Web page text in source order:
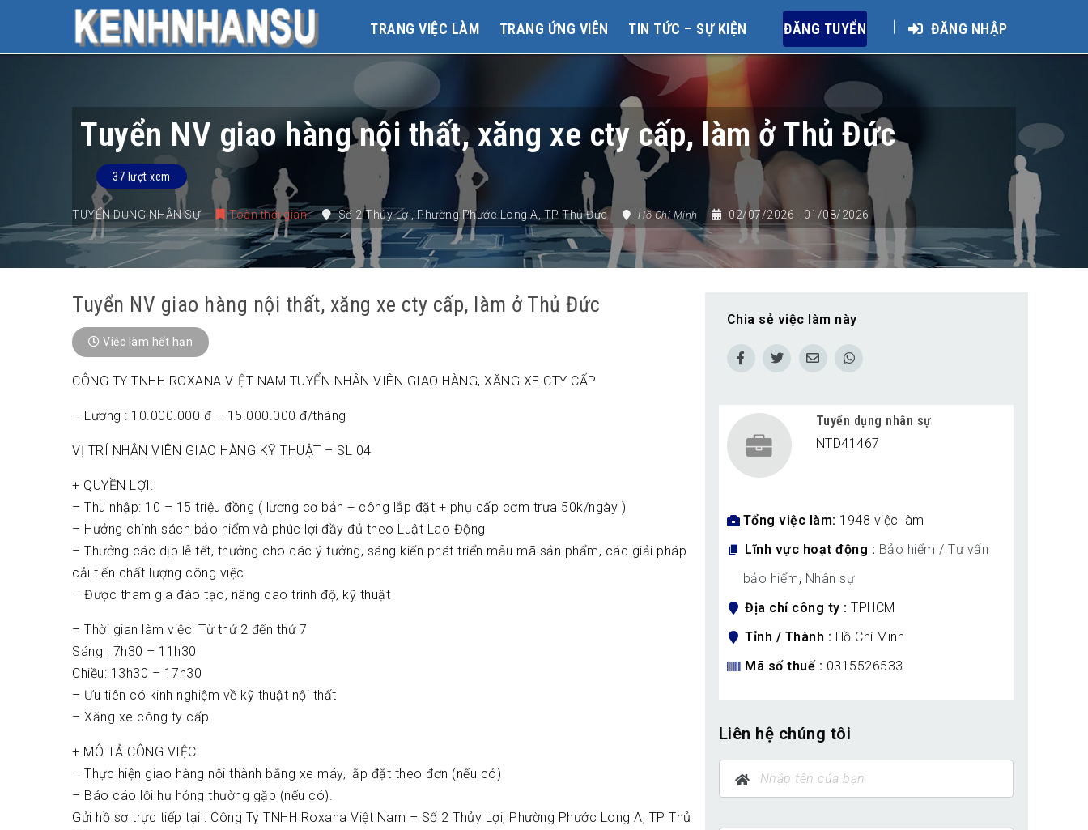
TRANG VIỆC LÀM TRANG ỨNG VIÊN TIN TỨC – SỰ KIỆN ĐĂNG TUYỂN ĐĂNG NHẬP
Tuyển NV giao hàng nội thất, xăng xe cty cấp, làm ở Thủ Đức
37 lượt xem
TUYỂN DỤNG NHÂN SỰ Toàn thời gian Số 2 Thủy Lợi Phường Phước Long A TP Thủ Đức Hồ Chí Minh 02/07/2026 - 01/08/2026
Tuyển NV giao hàng nội thất, xăng xe cty cấp, làm ở Thủ Đức
Việc làm hết hạn
CÔNG TY TNHH ROXANA VIỆT NAM TUYỂN NHÂN VIÊN GIAO HÀNG, XĂNG XE CTY CẤP
– Lương : 10.000.000 đ – 15.000.000 đ/tháng
VỊ TRÍ NHÂN VIÊN GIAO HÀNG KỸ THUẬT – SL 04
+ QUYỀN LỢI:
– Thu nhập: 10 – 15 triệu đồng ( lương cơ bản + công lắp đặt + phụ cấp cơm trưa 50k/ngày )
– Hưởng chính sách bảo hiểm và phúc lợi đầy đủ theo Luật Lao Động
– Thưởng các dịp lễ tết, thưởng cho các ý tưởng, sáng kiến phát triển mẫu mã sản phẩm, các giải pháp
cải tiến chất lượng công việc
– Được tham gia đào tạo, nâng cao trình độ, kỹ thuật
– Thời gian làm việc: Từ thứ 2 đến thứ 7
Sáng : 7h30 – 11h30
Chiều: 13h30 – 17h30
– Ưu tiên có kinh nghiệm về kỹ thuật nội thất
– Xăng xe công ty cấp
+ MÔ TẢ CÔNG VIỆC
– Thực hiện giao hàng nội thành bằng xe máy, lắp đặt theo đơn (nếu có)
– Báo cáo lỗi hư hỏng thường gặp (nếu có).
Gửi hồ sơ trực tiếp tại : Công Ty TNHH Roxana Việt Nam – Số 2 Thủy Lợi, Phường Phước Long A, TP Thủ
Chia sẻ việc làm này
Tuyển dụng nhân sự
NTD41467
Tổng việc làm 1948 việc làm
Lĩnh vực hoạt động
Bảo hiểm / Tư vấn
bảo hiểm, Nhân sự
Địa chỉ công ty
TPHCM
Tỉnh / Thành
Hồ Chí Minh
Mã số thuế
0315526533
Liên hệ chúng tôi